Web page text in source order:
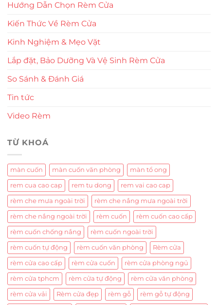
Hướng Dẫn Chọn Rèm Cửa
Kiến Thức Về Rèm Cửa
Kinh Nghiệm & Mẹo Vặt
Lắp đặt, Bảo Dưỡng Và Vệ Sinh Rèm Cửa
So Sánh & Đánh Giá
Tin tức
Video Rèm
TỪ KHOÁ
màn cuốn màn cuốn văn phòng màn tổ ong
rem cua cao cap rem tu dong rem vai cao cap
rèm che mưa ngoài trời rèm che nắng mưa ngoài trời
rèm che nắng ngoài trời rèm cuốn rèm cuốn cao cấp
rèm cuốn chống nắng rèm cuốn ngoài trời
rèm cuốn tự động rèm cuốn văn phòng Rèm cửa
rèm cửa cao cấp rèm cửa cuốn rèm cửa phòng ngủ
rèm cửa tphcm rèm cửa tự động rèm cửa văn phòng
rèm cửa vải Rèm cửa đẹp rèm gỗ rèm gỗ tự động